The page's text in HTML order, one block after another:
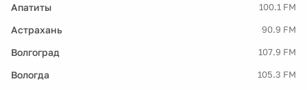
Апатиты 100.1 FM
Астрахань 90.9 FM
Волгоград 107.9 FM
Вологда 105.3 FM